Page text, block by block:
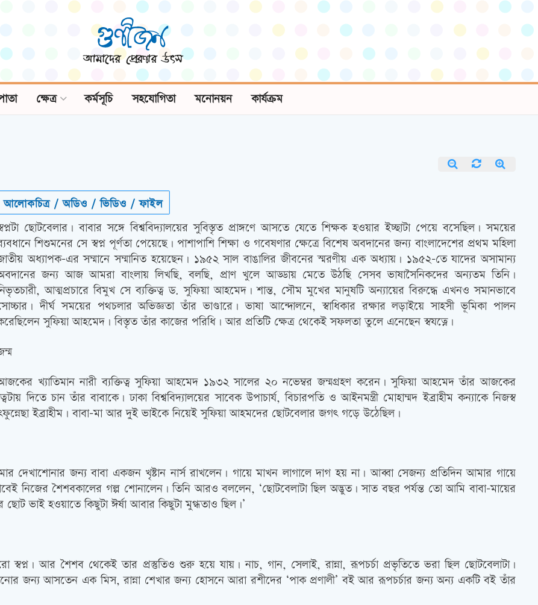
ক্ষেত্র কর্মসূচি সহযোগিতা মনোনয়ন কার্যক্রম
আলোকচিত্র / অডিও / ভিডিও / ফাইল
ছোটবেলার। বাবার সঙ্গে বিশ্ববিদ্যালয়ের সুবিস্তৃত প্রাঙ্গণে আসতে যেতে শিক্ষক হওয়ার ইচ্ছাটা পেয়ে বসেছিল। সময়ের
শিশুমনের সে স্বপ্ন পূর্ণতা পেয়েছে। পাশাপাশি শিক্ষা ও গবেষণার ক্ষেত্রে বিশেষ অবদানের জন্য বাংলাদেশের প্রথম মহিলা
অধ্যাপক-এর সম্মানে সম্মানিত হয়েছেন। ১৯৫২ সাল বাঙালির জীবনের স্মরণীয় এক অধ্যায়। ১৯৫২-তে যাদের অসামান্য
জন্য আজ আমরা বাংলায় লিখছি, বলছি, প্রাণ খুলে আড্ডায় মেতে উঠছি সেসব ভাষাসৈনিকদের অন্যতম তিনি।
আত্মপ্রচারে বিমুখ সে ব্যক্তিত্ব ড. সুফিয়া আহমেদ। শান্ত, সৌম মুখের মানুষটি অন্যায়ের বিরুদ্ধে এখনও সমানভাবে
দীর্ঘ সময়ের পথচলার অভিজ্ঞতা তাঁর ভাণ্ডারে। ভাষা আন্দোলনে, স্বাধিকার রক্ষার লড়াইয়ে সাহসী ভূমিকা পালন
সুফিয়া আহমেদ। বিস্তৃত তাঁর কাজের পরিধি। আর প্রতিটি ক্ষেত্র থেকেই সফলতা তুলে এনেছেন স্বযত্নে।
খ্যাতিমান নারী ব্যক্তিত্ব সুফিয়া আহমেদ ১৯৩২ সালের ২০ নভেম্বর জন্মগ্রহণ করেন। সুফিয়া আহমেদ তাঁর আজকের
চান তাঁর বাবাকে। ঢাকা বিশ্ববিদ্যালয়ের সাবেক উপাচার্য, বিচারপতি ও আইনমন্ত্রী মোহাম্মদ ইব্রাহীম কন্যাকে নিজস্ব
ইব্রাহীম। বাবা-মা আর দু্ই ভাইকে নিয়েই সুফিয়া আহমদের ছোটবেলার জগত্‍ গড়ে উঠেছিল।
জন্য বাবা একজন খৃষ্টান নার্স রাখলেন। গায়ে মাখন লাগালে দাগ হয় না। আব্বা সেজন্য প্রতিদিন আমার গায়ে
নিজের শৈশবকালের গল্প শোনালেন। তিনি আরও বললেন, ‘ছোটবেলাটা ছিল অদ্ভুত। সাত বছর পর্যন্ত তো আমি বাবা-মায়ের
ভাই হওয়াতে কিছুটা ঈর্ষা আবার কিছুটা মুগ্ধতাও ছিল।’
স্বপ্ন। আর শৈশব থেকেই তার প্রস্তুতিও শুরু হয়ে যায়। নাচ, গান, সেলাই, রান্না, রূপচর্চা প্রভৃতিতে ভরা ছিল ছোটবেলাটা।
জন্য আসতেন এক মিস, রান্না শেখার জন্য হোসনে আরা রশীদের ‘পাক প্রণালী’ বই আর রূপচর্চার জন্য অন্য একটি বই তাঁর